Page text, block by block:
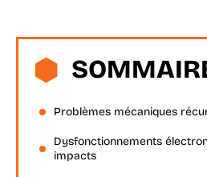
Problèmes mécaniques
Dysfonctionnements
impacts